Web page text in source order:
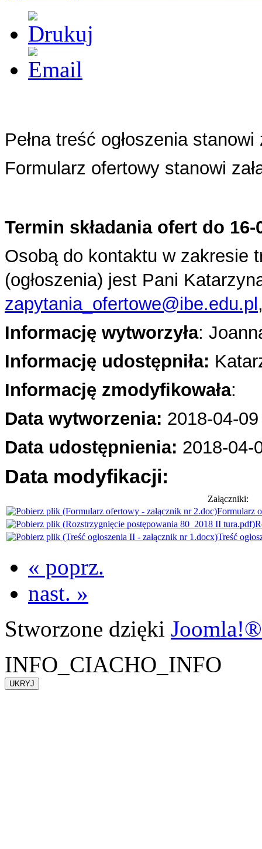
Pełna treść ogłoszenia stanowi
Formularz ofertowy stanowi
Termin składania ofert do 16-
Osobą do kontaktu w zakresie
(ogłoszenia) jest Pani
zapytania_ofertowe@ibe.edu.pl
Informację wytworzyła:
Informację udostępniła:
Informację zmodyfikowała:
Data wytworzenia: 2018-04-09
Data udostępnienia: 2018-04-
Data modyfikacji:
Załączniki:
Formularz
Treść
« poprz.
nast. »
Stworzone dzięki Joomla!®
INFO_CIACHO_INFO